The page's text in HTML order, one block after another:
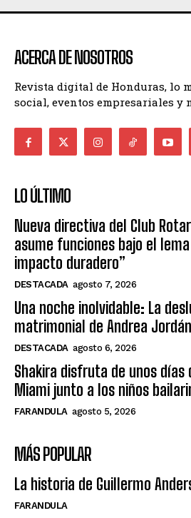
ACERCA DE NOSOTROS
Revista digital de Honduras, lo
social, eventos empresariales y
LO ÚLTIMO
Nueva directiva del Club
asume funciones bajo el lema
impacto duradero”
DESTACADA agosto 7, 2026
Una noche inolvidable: La
matrimonial de Andrea
DESTACADA agosto 6, 2026
Shakira disfruta de unos días
Miami junto a los niños
FARANDULA agosto 5, 2026
MÁS POPULAR
La historia de Guillermo
FARANDULA